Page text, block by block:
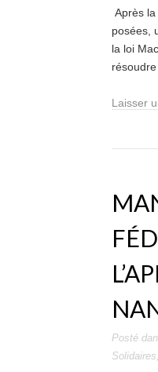
Après
posées,
la loi
Laisser
Posté
Solidaires,